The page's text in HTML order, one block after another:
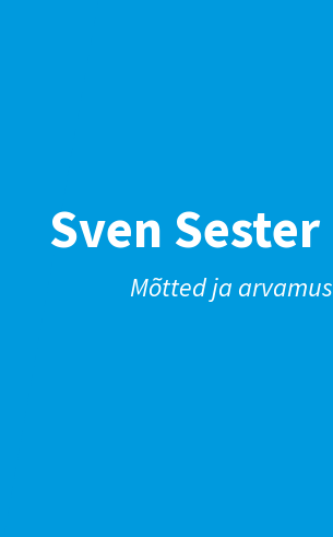
Sven Sester
Mõtted ja